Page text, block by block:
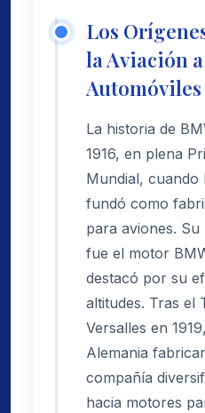
Los
la Aviación
Automóviles
La historia de
1916, en plena
Mundial, cuando
fundó como
para aviones.
fue el motor
destacó por su
altitudes. Tras el
Versalles en
Alemania
compañía
hacia motores